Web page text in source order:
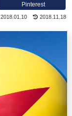
Pinterest
2018.11.18
2018.01.10